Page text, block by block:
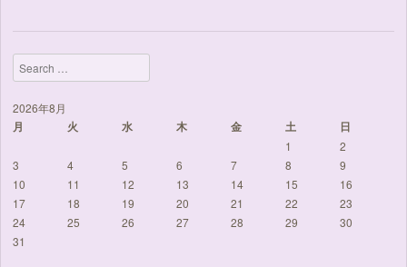
Search
2026年8月
月 火 水 木 金 土 日
1
2
3
4 5 6 7 8
9
10
11 12 13 14 15
16
17
18 19 20 21 22
23
24
25 26 27 28 29
30
31